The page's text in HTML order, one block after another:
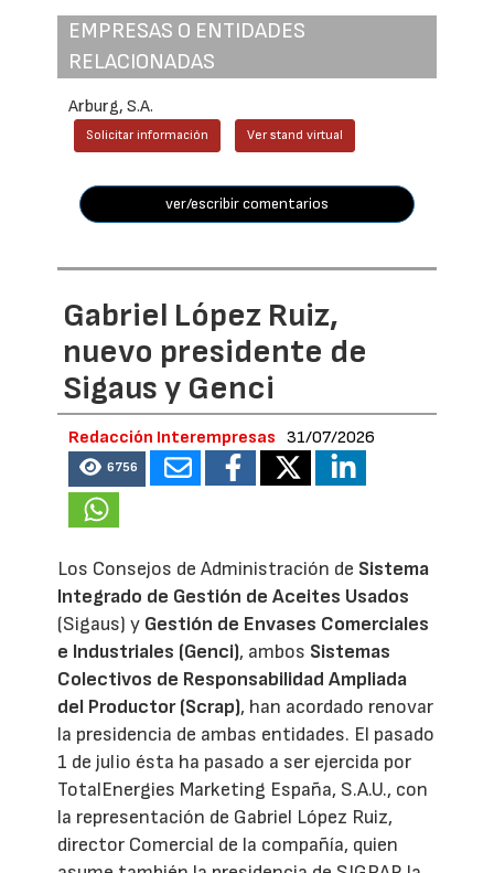
EMPRESAS O ENTIDADES
RELACIONADAS
Arburg, S.A.
Solicitar información Ver stand virtual
ver/escribir comentarios
Gabriel López Ruiz,
nuevo presidente de
Sigaus y Genci
Redacción Interempresas 31/07/2026
6756
Los Consejos de Administración de Sistema
Integrado de Gestión de Aceites Usados
(Sigaus) y Gestión de Envases Comerciales
e Industriales (Genci), ambos Sistemas
Colectivos de Responsabilidad Ampliada
del Productor (Scrap), han acordado renovar
la presidencia de ambas entidades. El pasado
1 de julio ésta ha pasado a ser ejercida por
TotalEnergies Marketing España, S.A.U., con
la representación de Gabriel López Ruiz,
director Comercial de la compañía, quien